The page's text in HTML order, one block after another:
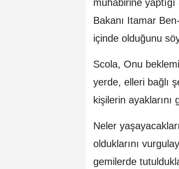
muhabirine
Bakanı Itamar
içinde olduğunu
Scola, Onu
yerde, elleri bağlı
kişilerin ayaklarını
Neler
olduklarını
gemilerde